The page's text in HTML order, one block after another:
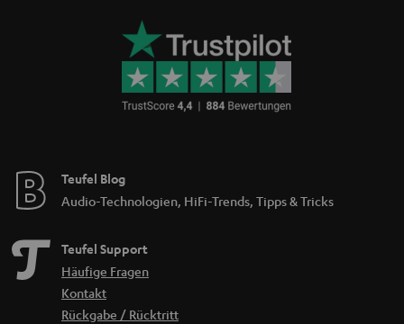
Teufel Blog
Audio-Technologien, HiFi-Trends, Tipps & Tricks
Teufel Support
Häufige Fragen
Kontakt
Rückgabe / Rücktritt